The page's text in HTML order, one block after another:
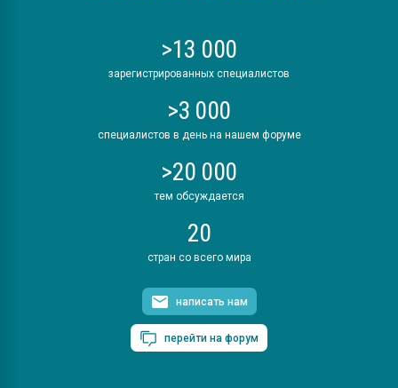
>13 000
зарегистрированных специалистов
>3 000
специалистов в день на нашем форуме
>20 000
тем обсуждается
20
стран со всего мира
написать нам
перейти на форум